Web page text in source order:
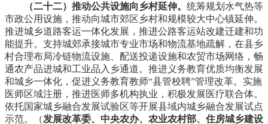
（二十二）推动公共设施向乡村延伸。 统筹规划水气热等
市政公用设施，推动向城市郊区乡村和规模较大中心镇延伸。
推进城乡道路客运一体化发展，推进公路客运站改建迁建和功
能提升。支持城郊承接城市专业市场和物流基地疏解，在县乡
村合理布局冷链物流设施、配送投递设施和农贸市场网络，畅
通农产品进城和工业品入乡通道。推进义务教育优质均衡发展
和城乡一体化，促进义务教育教师“县管校聘”管理改革。实施
医师区域注册，推进医师多机构执业，积极发展医疗联合体。
依托国家城乡融合发展试验区等开展县域内城乡融合发展试点
示范。（发展改革委、中央农办、农业农村部、住房城乡建设